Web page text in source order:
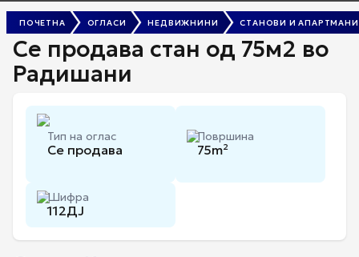
ПОЧЕТНА ОГЛАСИ НЕДВИЖНИНИ СТАНОВИ И АПАРТМАНИ
Се продава стан од 75м2 во
Радишани
Тип на оглас
Се продава
Површина
75m²
Шифра
112ДЈ